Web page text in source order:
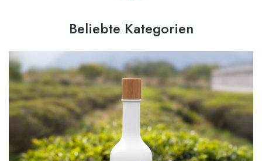
Beliebte Kategorien